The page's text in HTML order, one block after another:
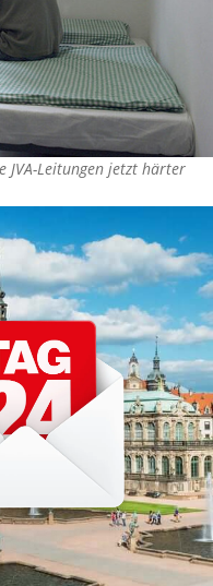
JVA-Leitungen jetzt härter